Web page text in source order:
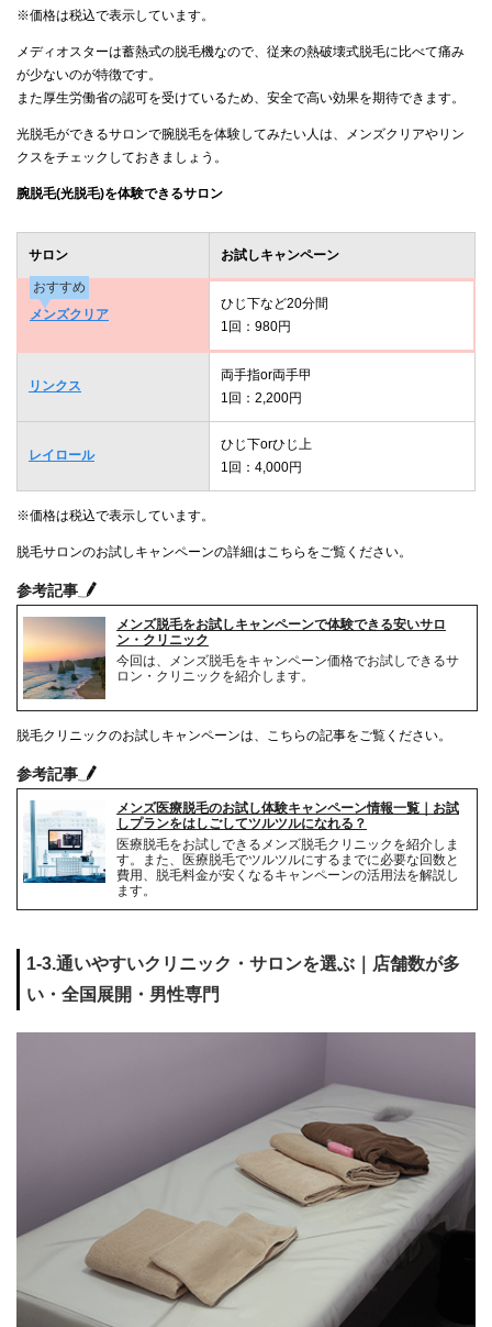
※価格は税込で表示しています。
メディオスターは蓄熱式の脱毛機なので、従来の熱破壊式脱毛に比べて痛み
が少ないのが特徴です。
また厚生労働省の認可を受けているため、安全で高い効果を期待できます。
光脱毛ができるサロンで腕脱毛を体験してみたい人は、メンズクリアやリン
クスをチェックしておきましょう。
腕脱毛(光脱毛)を体験できるサロン
サロン お試しキャンペーン
おすすめ
メンズクリア
ひじ下など20分間
1回：980円
リンクス
両手指or両手甲
1回：2,200円
レイロール
ひじ下orひじ上
1回：4,000円
※価格は税込で表示しています。
脱毛サロンのお試しキャンペーンの詳細はこちらをご覧ください。
参考記事
メンズ脱毛をお試しキャンペーンで体験できる安いサロ
ン・クリニック
今回は、メンズ脱毛をキャンペーン価格でお試しできるサ
ロン・クリニックを紹介します。
脱毛クリニックのお試しキャンペーンは、こちらの記事をご覧ください。
参考記事
メンズ医療脱毛のお試し体験キャンペーン情報一覧｜お試
しプランをはしごしてツルツルになれる？
医療脱毛をお試しできるメンズ脱毛クリニックを紹介しま
す。また、医療脱毛でツルツルにするまでに必要な回数と
費用、脱毛料金が安くなるキャンペーンの活用法を解説し
ます。
1-3.通いやすいクリニック・サロンを選ぶ｜店舗数が多
い・全国展開・男性専門